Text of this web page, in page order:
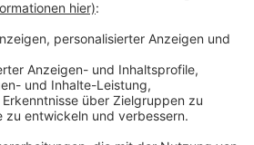
Das vorläufige Wahlergebnis für
wird für ca. 20:30 Uhr erwartet –
für den neuen Stadrat und
für ca 22 Uhr. Parallel findet
statt